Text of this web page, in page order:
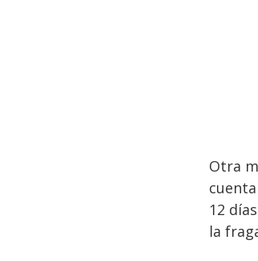
Otra
12
la